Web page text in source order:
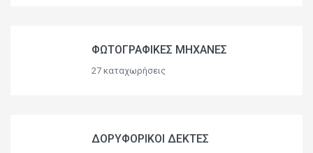
ΦΩΤΟΓΡΑΦΙΚΕΣ ΜΗΧΑΝΕΣ
27 καταχωρήσεις
ΔΟΡΥΦΟΡΙΚΟΙ ΔΕΚΤΕΣ